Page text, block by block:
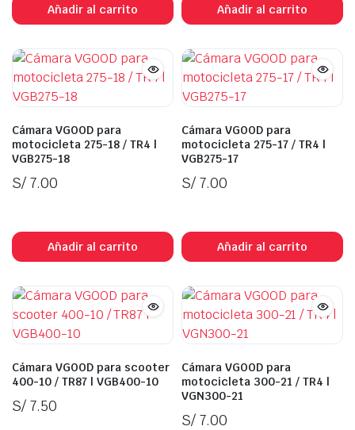
Añadir al carrito Añadir al carrito
Cámara VGOOD para
motocicleta 275-18 / TR4 |
VGB275-18
S/7.00
Añadir al carrito
Cámara VGOOD para
motocicleta 275-17 / TR4 |
VGB275-17
S/7.00
Añadir al carrito
Cámara VGOOD para scooter
400-10 / TR87 | VGB400-10
S/7.50
Cámara VGOOD para
motocicleta 300-21 / TR4 |
VGN300-21
S/7.00